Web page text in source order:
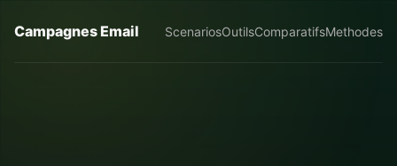
Campagnes Email ScenariosOutilsComparatifsMethodes